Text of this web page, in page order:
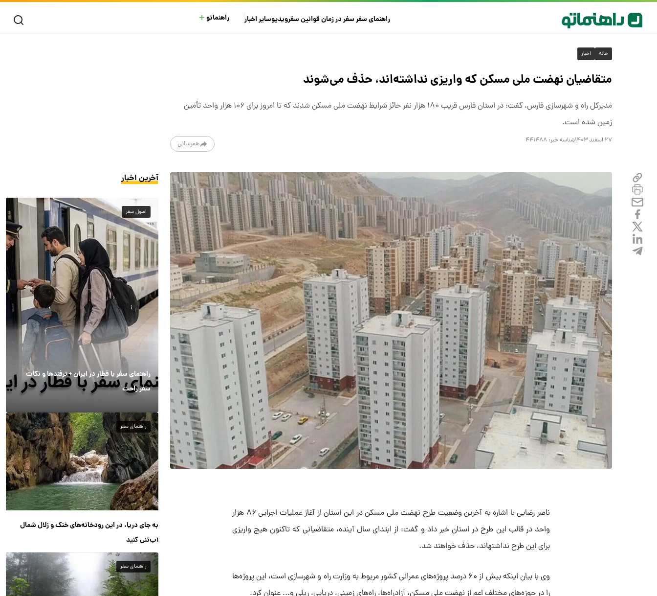
راهنمای سفرسفر در زمانقوانین سفرویدیوسایراخبار راهنماتو
خانه اخبار
متقاضیان نهضت ملی مسکن که واریزی نداشته‌اند، حذف می‌شوند
مدیرکل راه و شهرسازی فارس، گفت: در استان فارس قریب ۱۸۰ هزار نفر حائز شرایط نهضت ملی مسکن شدند که تا امروز برای ۱۰۶ هزار واحد تأمین
زمین شده است.
۲۷ اسفند ۱۴۰۳ شناسه خبر: ۴۴۱۴۸۸ همرسانی
ناصر رضایی با اشاره به آخرین وضعیت طرح نهضت ملی مسکن در این استان از آغاز عملیات اجرایی ۸۶ هزار
واحد در قالب این طرح در استان خبر داد و گفت: از ابتدای سال آینده، متقاضیانی که تاکنون هیچ واریزی
برای این طرح نداشته‎اند، حذف خواهند شد.
وی با بیان اینکه بیش از ۶۰ درصد پروژه‌های عمرانی کشور مربوط به وزارت راه و شهرسازی است، این پروژه‌ها
را در حوزه‌های مختلف اعم از نهضت ملی مسکن، آزادراه‌ها، راه‌های زمینی، دریایی، ریلی و... عنوان کرد.
آخرین اخبار
اصول سفر
راهنمای سفر با قطار در ایران + ترفندها و نکات
سفر راحت
راهنمای سفر
به جای دریا، در این رودخانه‌های خنک و زلال شمال
آب‌تنی کنید
راهنمای سفر